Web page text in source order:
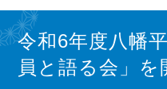
文 令和6年度八幡
員と語る会」を